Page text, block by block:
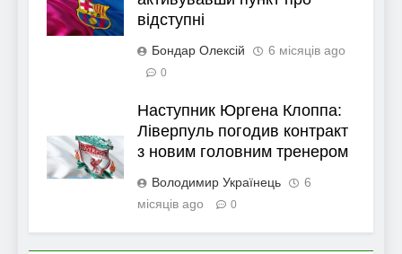
відступні
Бондар Олексій 6 місяців ago
0
Наступник Юргена Клоппа:
Ліверпуль погодив контракт
з новим головним тренером
Володимир Українець
6
місяців ago
0